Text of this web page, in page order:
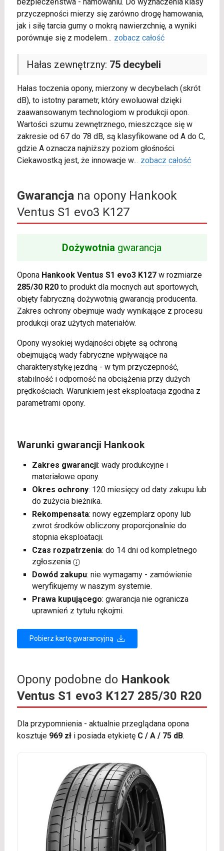
przyczepności mierzy się zarówno drogę hamowania,
jak i siłę tarcia gumy o mokrą nawierzchnię, a wyniki
porównuje się z modelem... zobacz całość
Hałas zewnętrzny: 75 decybeli
Hałas toczenia opony, mierzony w decybelach (skrót
dB), to istotny parametr, który ewoluował dzięki
zaawansowanym technologiom w produkcji opon.
Wartości szumu zewnętrznego, mieszczące się w
zakresie od 67 do 78 dB, są klasyfikowane od A do C,
gdzie A oznacza najniższy poziom głośności.
Ciekawostką jest, że innowacje w... zobacz całość
Gwarancjana opony Hankook
Ventus S1 evo3 K127
Dożywotnia gwarancja
Opona Hankook Ventus S1 evo3 K127w rozmiarze
285/30 R20to produkt dla mocnych aut sportowych,
objęty fabryczną dożywotnią gwarancją producenta.
Zakres ochrony obejmuje wady wynikające z procesu
produkcji oraz użytych materiałów.
Opony wysokiej wydajności objęte są ochroną
obejmującą wady fabryczne wpływające na
charakterystykę jezdną - w tym przyczepność,
stabilność i odporność na obciążenia przy dużych
prędkościach. Warunkiem jest eksploatacja zgodna z
parametrami opony.
Warunki gwarancji Hankook
Zakres gwarancji: wady produkcyjne i
materiałowe opony.
Okres ochrony: 120 miesięcy od daty zakupu lub
do zużycia bieżnika.
Rekompensata: nowy egzemplarz opony lub
zwrot środków obliczony proporcjonalnie do
stopnia eksploatacji.
Czas rozpatrzenia: do 14 dni od kompletnego
zgłoszenia
Dowód zakupu: nie wymagamy - zamówienie
weryfikujemy w naszym systemie.
Prawa kupującego: gwarancja nie ogranicza
uprawnień z tytułu rękojmi.
Pobierz kartę gwarancyjną
Opony podobne do Hankook
Ventus S1 evo3 K127 285/30 R20
Dla przypomnienia - aktualnie przeglądana opona
kosztuje 969 złi posiada etykietę C / A / 75 dB.